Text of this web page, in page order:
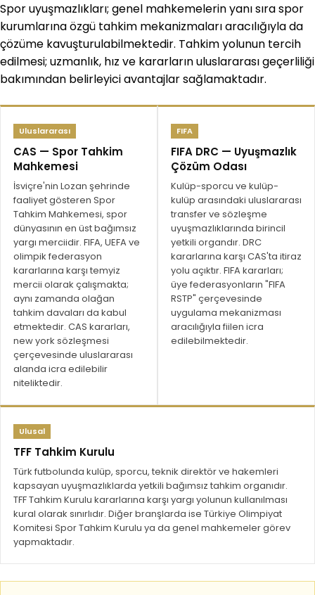
Spor uyuşmazlıkları; genel mahkemelerin yanı sıra spor
kurumlarına özgü tahkim mekanizmaları aracılığıyla da
çözüme kavuşturulabilmektedir. Tahkim yolunun tercih
edilmesi; uzmanlık, hız ve kararların uluslararası geçerliliği
bakımından belirleyici avantajlar sağlamaktadır.
Uluslararası
CAS — Spor Tahkim
Mahkemesi
İsviçre'nin Lozan şehrinde
faaliyet gösteren Spor
Tahkim Mahkemesi, spor
dünyasının en üst bağımsız
yargı merciidir. FIFA, UEFA ve
olimpik federasyon
kararlarına karşı temyiz
mercii olarak çalışmakta;
aynı zamanda olağan
tahkim davaları da kabul
etmektedir. CAS kararları,
new york sözleşmesi
çerçevesinde uluslararası
alanda icra edilebilir
niteliktedir.
FIFA
FIFA DRC — Uyuşmazlık
Çözüm Odası
Kulüp-sporcu ve kulüp-
kulüp arasındaki uluslararası
transfer ve sözleşme
uyuşmazlıklarında birincil
yetkili organdır. DRC
kararlarına karşı CAS'ta itiraz
yolu açıktır. FIFA kararları;
üye federasyonların "FIFA
RSTP" çerçevesinde
uygulama mekanizması
aracılığıyla fiilen icra
edilebilmektedir.
Ulusal
TFF Tahkim Kurulu
Türk futbolunda kulüp, sporcu, teknik direktör ve hakemleri
kapsayan uyuşmazlıklarda yetkili bağımsız tahkim organıdır.
TFF Tahkim Kurulu kararlarına karşı yargı yolunun kullanılması
kural olarak sınırlıdır. Diğer branşlarda ise Türkiye Olimpiyat
Komitesi Spor Tahkim Kurulu ya da genel mahkemeler görev
yapmaktadır.